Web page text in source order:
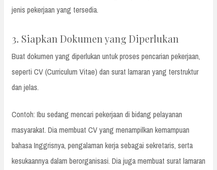
jenis pekerjaan yang tersedia.
3. Siapkan Dokumen yang Diperlukan
Buat dokumen yang diperlukan untuk proses pencarian pekerjaan,
seperti CV (Curriculum Vitae) dan surat lamaran yang terstruktur
dan jelas.
Contoh: Ibu sedang mencari pekerjaan di bidang pelayanan
masyarakat. Dia membuat CV yang menampilkan kemampuan
bahasa Inggrisnya, pengalaman kerja sebagai sekretaris, serta
kesukaannya dalam berorganisasi. Dia juga membuat surat lamaran